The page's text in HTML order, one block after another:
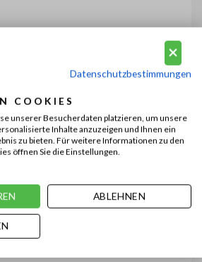
Datenschutzbestimmungen
COOKIES
unserer Besucherdaten platzieren, um unsere
Inhalte anzuzeigen und Ihnen ein
zu bieten. Für weitere Informationen zu den
öffnen Sie die Einstellungen.
ABLEHNEN